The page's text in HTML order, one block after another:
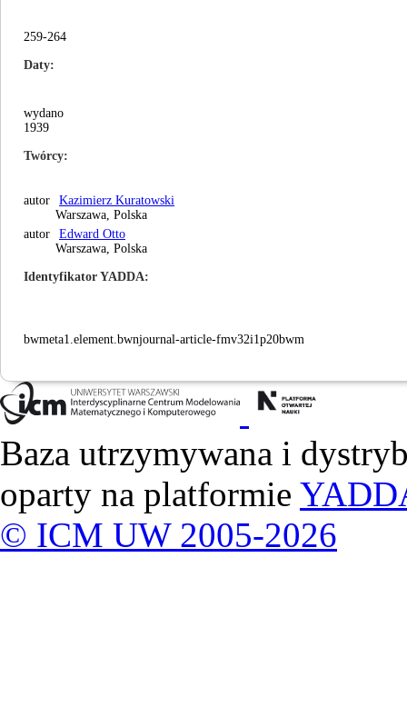
259-264
Daty
wydano
1939
Twórcy
autor
Kazimierz Kuratowski
Warszawa, Polska
autor
Edward Otto
Warszawa, Polska
Identyfikator YADDA
bwmeta1.element.bwnjournal-article-fmv32i1p20bwm
Baza utrzymywana i
oparty na platformie
© ICM UW 2005-2026